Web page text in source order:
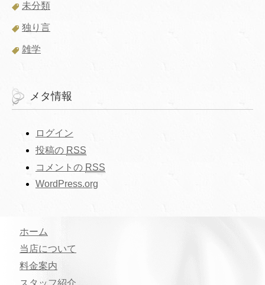
未分類
独り言
雑学
メタ情報
ログイン
投稿の RSS
コメントの RSS
WordPress.org
ホーム
当店について
料金案内
スタッフ紹介